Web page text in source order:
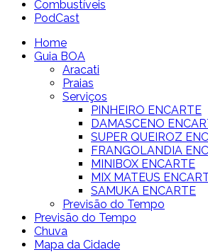
Combustíveis
PodCast
Home
Guia BOA
Aracati
Praias
Serviços
PINHEIRO ENCARTE
DAMASCENO
SUPER QUEIROZ
FRANGOLANDIA
MINIBOX ENCARTE
MIX MATEUS
SAMUKA ENCARTE
Previsão do Tempo
Previsão do Tempo
Chuva
Mapa da Cidade